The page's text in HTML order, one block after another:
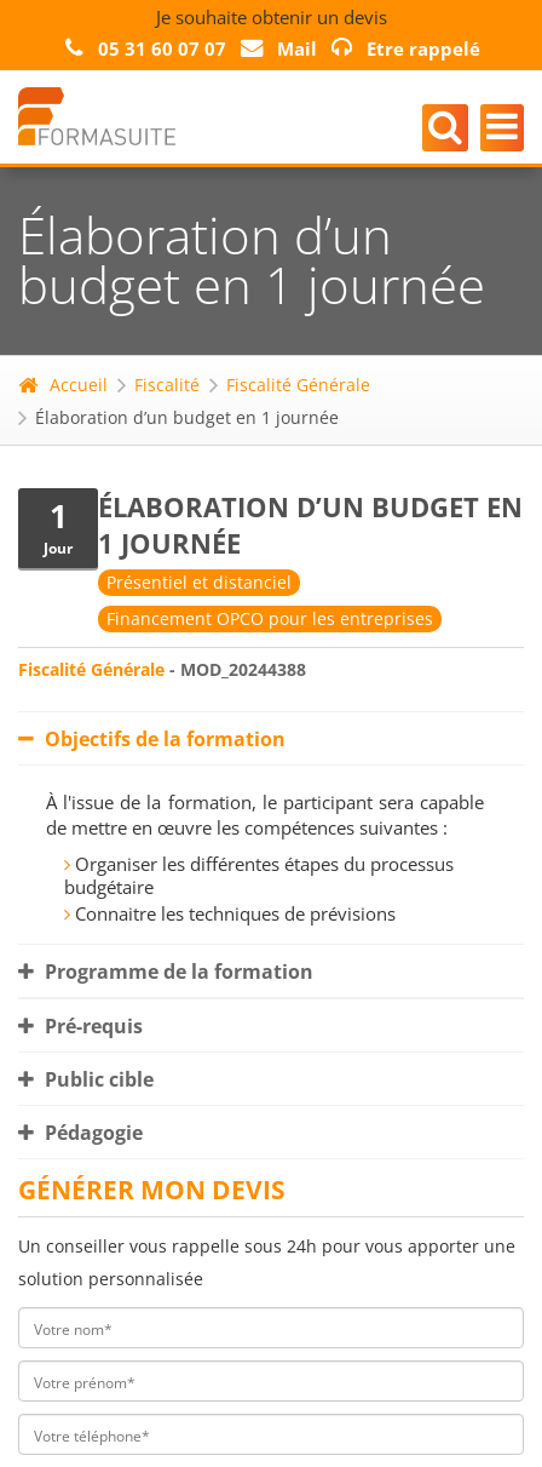
Je souhaite obtenir un devis
05 31 60 07 07
Mail Etre rappelé
Élaboration d’un
budget en 1 journée
Accueil Fiscalité
Fiscalité Générale
Élaboration d’un budget en 1 journée
1
Jour
ÉLABORATION D’UN BUDGET EN
1 JOURNÉE
Présentiel et distanciel
Financement OPCO pour les entreprises
Fiscalité Générale - MOD_20244388
Objectifs de la formation
À l'issue de la formation, le participant sera capable
de mettre en œuvre les compétences suivantes :
Organiser les différentes étapes du processus
budgétaire
Connaitre les techniques de prévisions
Programme de la formation
Pré-requis
Public cible
Pédagogie
GÉNÉRER MON DEVIS
Un conseiller vous rappelle sous 24h pour vous apporter une
solution personnalisée